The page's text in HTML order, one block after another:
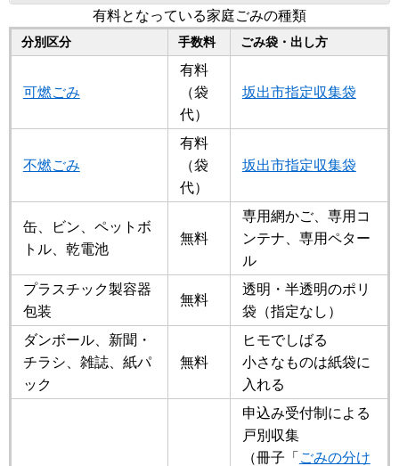
有料となっている家庭ごみの種類
分別区分 手数料 ごみ袋・出し方
可燃ごみ
有料
（袋
代）
坂出市指定収集袋
不燃ごみ
有料
（袋
代）
坂出市指定収集袋
缶、ビン、ペットボ
トル、乾電池
無料
専用網かご、専用コ
ンテナ、専用ペター
ル
プラスチック製容器
包装
無料
透明・半透明のポリ
袋（指定なし）
ダンボール、新聞・
チラシ、雑誌、紙パ
ック
無料
ヒモでしばる
小さなものは紙袋に
入れる
申込み受付制による
戸別収集
（冊子「 ごみの分け